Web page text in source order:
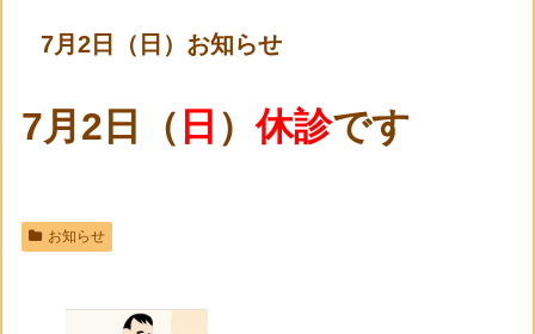
7月2日（日）お知らせ
7月2日（ 日 ）休診です
お知らせ